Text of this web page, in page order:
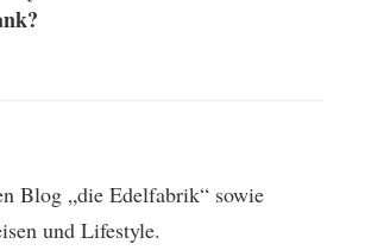
Blog „die Edelfabrik“ sowie
und Lifestyle.